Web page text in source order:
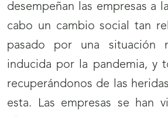
desempeñan las empresas a
cabo un cambio social tan
pasado por una situación
inducida por la pandemia, y
recuperándonos de las
esta. Las empresas se han